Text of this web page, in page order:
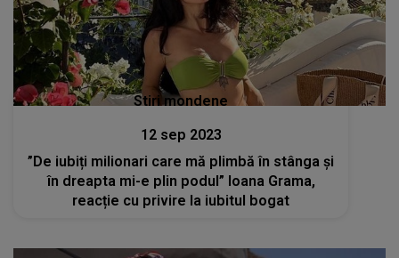
Stiri mondene
12 sep 2023
”De iubiți milionari care mă plimbă în stânga și
în dreapta mi-e plin podul” Ioana Grama,
reacție cu privire la iubitul bogat